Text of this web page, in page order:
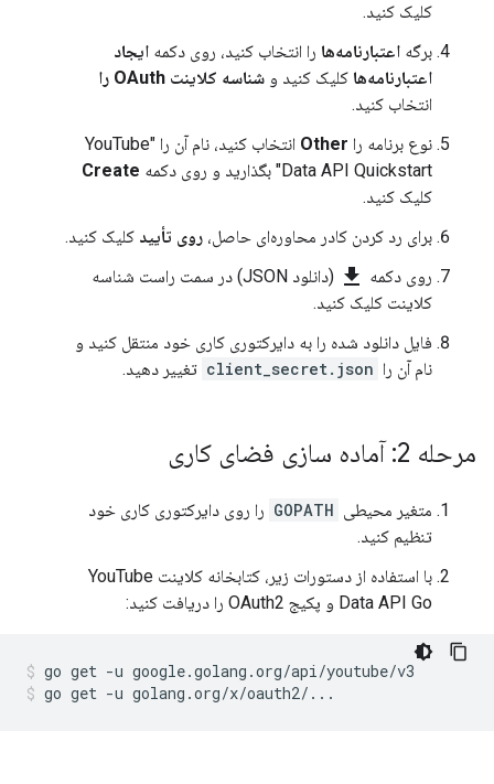
کلیک کنید.
برگه اعتبارنامه‌ها را انتخاب کنید، روی دکمه ایجاد
اعتبارنامه‌ها کلیک کنید و شناسه کلاینت OAuth را
انتخاب کنید.
نوع برنامه را Other
انتخاب کنید، نام آن را "YouTube
Data API Quickstart" بگذارید و روی دکمه
Create
کلیک کنید.
برای رد کردن کادر محاوره‌ای حاصل، روی تأیید کلیک کنید.
روی دکمه file_download
(دانلود JSON) در سمت راست شناسه
کلاینت کلیک کنید.
فایل دانلود شده را به دایرکتوری کاری خود منتقل کنید و
نام آن را client_secret.json تغییر دهید.
مرحله 2: آماده سازی فضای کاری
متغیر محیطی GOPATH را روی دایرکتوری کاری خود
تنظیم کنید.
با استفاده از دستورات زیر، کتابخانه کلاینت YouTube
Data API Go و پکیج OAuth2 را دریافت کنید:
go get -u google.golang.org/api/youtube/v3
go get -u golang.org/x/oauth2/...